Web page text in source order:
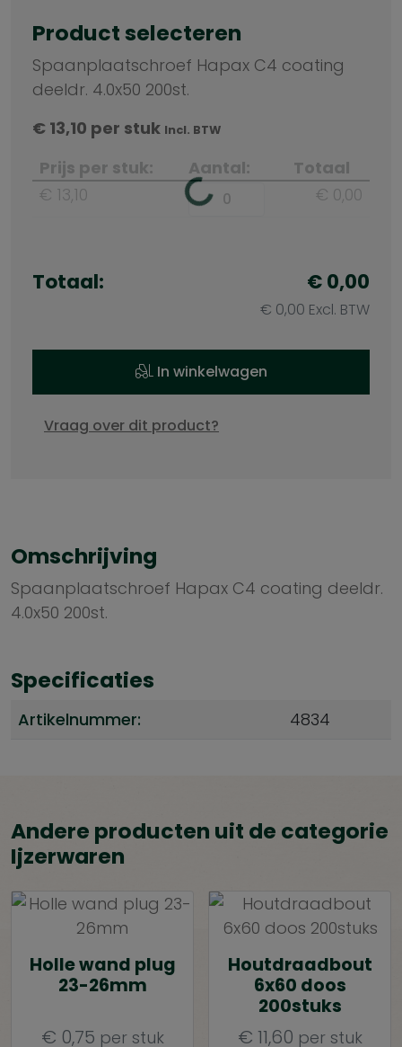
Product selecteren
Spaanplaatschroef Hapax C4 coating
deeldr. 4.0x50 200st.
€ 13,10 per stuk Incl. BTW
Prijs per stuk: Aantal:
Totaal
€ 13,10
€ 0,00
Totaal: € 0,00
€ 0,00 Excl. BTW
In winkelwagen
Vraag over dit product?
Omschrijving
Spaanplaatschroef Hapax C4 coating deeldr.
4.0x50 200st.
Specificaties
Artikelnummer: 4834
Andere producten uit de categorie
Ijzerwaren
Holle wand plug
23-26mm
€ 0,75 per stuk
Houtdraadbout
6x60 doos
200stuks
€ 11,60 per stuk